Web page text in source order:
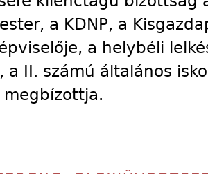
a KDNP, a
a helybéli
a II. számú általános
megbízottja.